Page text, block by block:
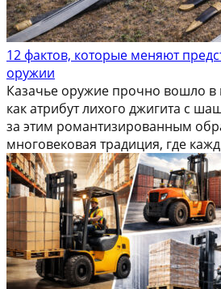
12 фактов, которые меняют
оружии
Казачье оружие прочно вошло в
как атрибут лихого джигита с
за этим романтизированным
многовековая традиция, где